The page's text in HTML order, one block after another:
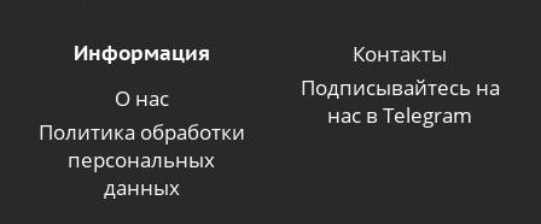
Информация
О нас
Политика обработки
персональных
данных
Контакты
Подписывайтесь на
нас в Telegram